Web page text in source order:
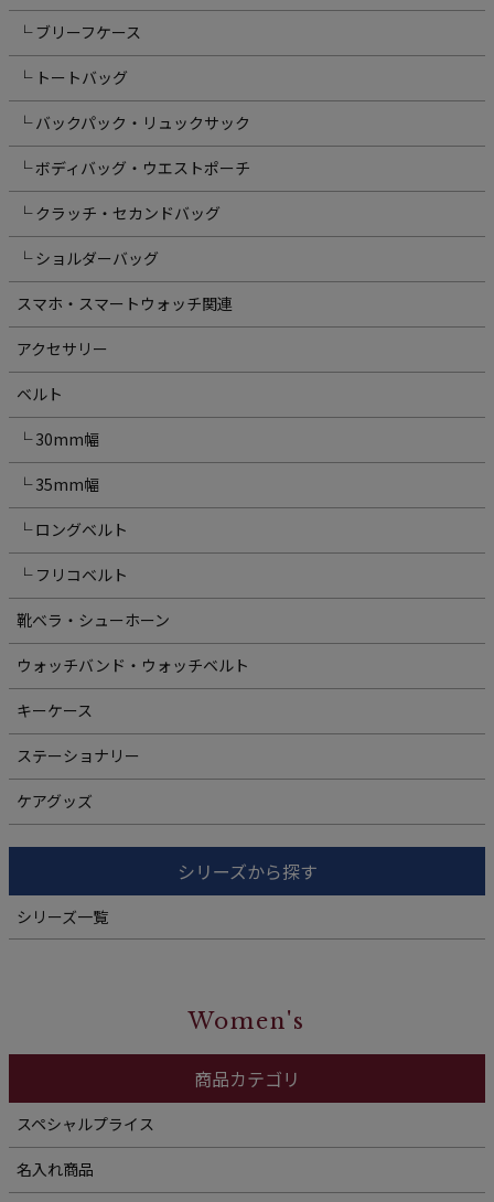
└ ブリーフケース
└ トートバッグ
└ バックパック・リュックサック
└ ボディバッグ・ウエストポーチ
└ クラッチ・セカンドバッグ
└ ショルダーバッグ
スマホ・スマートウォッチ関連
アクセサリー
ベルト
└ 30mm幅
└ 35mm幅
└ ロングベルト
└ フリコベルト
靴ベラ・シューホーン
ウォッチバンド・ウォッチベルト
キーケース
ステーショナリー
ケアグッズ
シリーズから探す
シリーズ一覧
Women's
商品カテゴリ
スペシャルプライス
名入れ商品